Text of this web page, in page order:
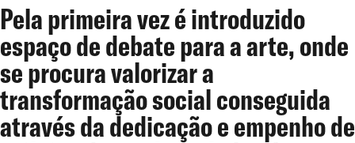
Pela primeira vez é introduzido
espaço de debate para a arte, onde
se procura valorizar a
transformação social conseguida
através da dedicação e empenho de